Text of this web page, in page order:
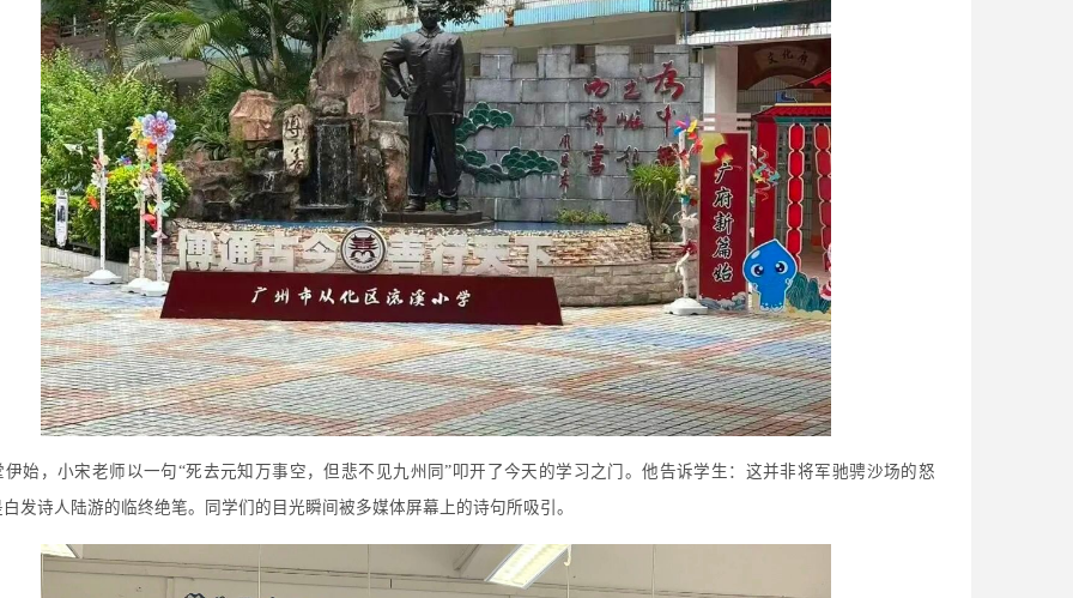
伊始，小宋老师以一句“死去元知万事空，但悲不见九州同”叩开了今天的学习之门。他告诉学生：这并非将军驰骋沙场的怒
白发诗人陆游的临终绝笔。同学们的目光瞬间被多媒体屏幕上的诗句所吸引。